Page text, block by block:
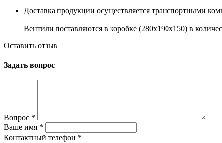
Доставка продукции осуществляется транспортными
Вентили поставляются в коробке (280x190x150) в
Оставить отзыв
Задать вопрос
Вопрос *
Ваше имя *
Контактный телефон *